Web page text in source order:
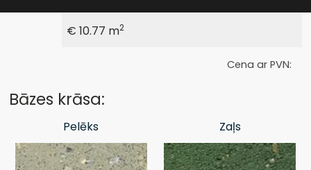
€ 10.77 m2
Cena ar PVN:
Bāzes krāsa:
Pelēks Zaļs